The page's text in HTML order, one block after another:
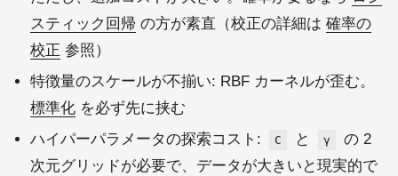
スティック回帰 の方が素直（校正の詳細は 確率の
校正 参照）
特徴量のスケールが不揃い: RBF カーネルが歪む。
標準化 を必ず先に挟む
ハイパーパラメータの探索コスト:
C と γ
の 2
次元グリッドが必要で、データが大きいと現実的で